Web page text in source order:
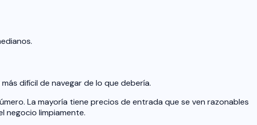
difícil de navegar de lo que debería.
La mayoría tiene precios de entrada que se ven razonables
negocio limpiamente.